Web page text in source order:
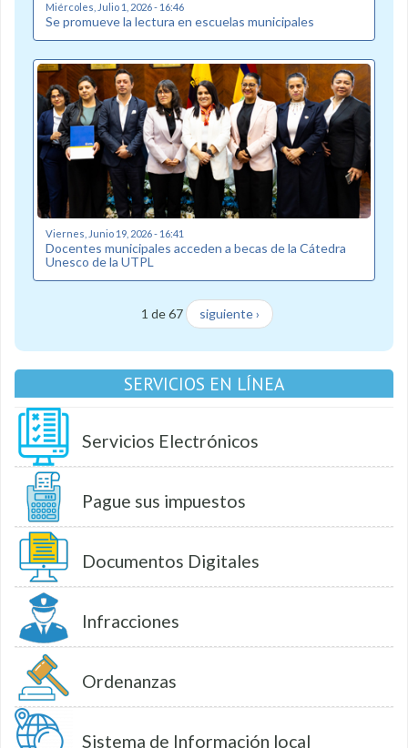
Miércoles, Julio 1, 2026 - 16:46
Se promueve la lectura en escuelas municipales
Viernes, Junio 19, 2026 - 16:41
Docentes municipales acceden a becas de la Cátedra
Unesco de la UTPL
1 de 67 siguiente ›
SERVICIOS EN LÍNEA
Servicios Electrónicos
Pague sus impuestos
Documentos Digitales
Infracciones
Ordenanzas
Sistema de Información local